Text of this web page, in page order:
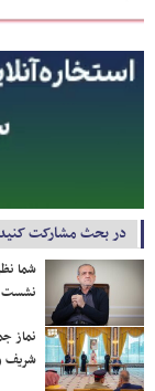
در بحث مشارکت کنید
شما
نشست
نماز
شریف